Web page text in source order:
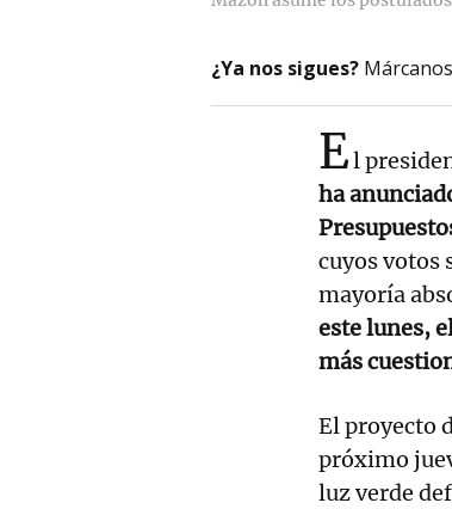
¿Ya nos sigues?
El
ha
cuyos votos
mayoría
este lunes,
más
El proyecto
próximo
luz verde